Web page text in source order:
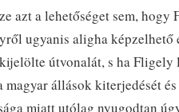
azt a lehetőséget sem,
ugyanis aligha
útvonalát, s ha
állások kiterjedését
miatt utólag nyugodtan